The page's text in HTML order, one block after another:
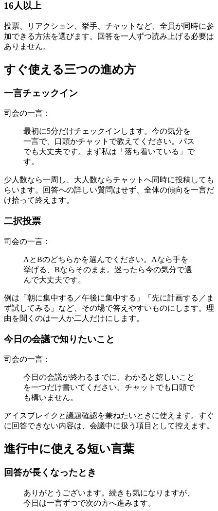
16人以上
投票、リアクション、挙手、チャットなど、全員が同時に参
加できる方法を選びます。回答を一人ずつ読み上げる必要は
ありません。
すぐ使える三つの進め方
一言チェックイン
司会の一言：
最初に5分だけチェックインします。今の気分を
一言で、口頭かチャットで教えてください。パス
でも大丈夫です。まず私は「落ち着いている」で
す。
少人数なら一周し、大人数ならチャットへ同時に投稿しても
らいます。回答への詳しい質問はせず、全体の傾向を一言だ
け拾って終えます。
二択投票
司会の一言：
AとBのどちらかを選んでください。Aなら手を
挙げる、Bならそのまま。迷ったら今の気分で選
んで大丈夫です。
例は「朝に集中する／午後に集中する」「先に計画する／ま
ず試してみる」など、その場で答えやすいものにします。理
由を聞くのは一人か二人だけにします。
今日の会議で知りたいこと
司会の一言：
今日の会議が終わるまでに、わかると嬉しいこと
を一つだけ書いてください。チャットでも口頭で
も構いません。
アイスブレイクと議題確認を兼ねたいときに使えます。すぐ
に回答できない内容は、会議中に扱う項目として控えます。
進行中に使える短い言葉
回答が長くなったとき
ありがとうございます。続きも気になりますが、
今日は一言ずつで次の方へ進みます。